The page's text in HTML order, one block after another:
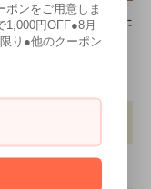
人達の暮らしを支えるた
ポンをご用意しま
1,000円OFF●8月
り●他のクーポン